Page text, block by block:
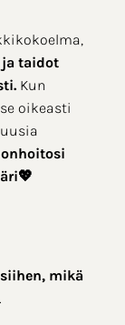
taidot
Kun
oikeasti
mikä